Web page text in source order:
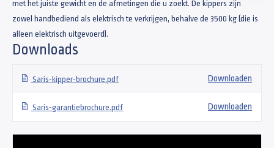
met het juiste gewicht en de afmetingen die u zoekt. De kippers zijn
zowel handbediend als elektrisch te verkrijgen, behalve de 3500 kg (die is
alleen elektrisch uitgevoerd).
Downloads
Saris-kipper-brochure.pdf Downloaden
Saris-garantiebrochure.pdf Downloaden